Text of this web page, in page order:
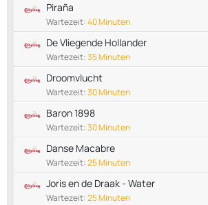
Piraña
Wartezeit:40 Minuten
De Vliegende Hollander
Wartezeit:35 Minuten
Droomvlucht
Wartezeit:30 Minuten
Baron 1898
Wartezeit:30 Minuten
Danse Macabre
Wartezeit:25 Minuten
Joris en de Draak - Water
Wartezeit:25 Minuten